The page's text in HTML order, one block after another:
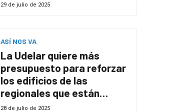
29 de julio de 2025
ASÍ NOS VA
La Udelar quiere más
presupuesto para reforzar
los edificios de las
regionales que están
“desbordadas”, asegura
28 de julio de 2025